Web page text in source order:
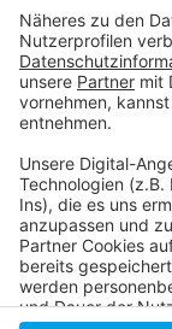
Die nächsten
Anzeige
Anzeige